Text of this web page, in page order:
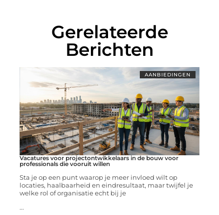
Gerelateerde
Berichten
AANBIEDINGEN
Vacatures voor projectontwikkelaars in de bouw voor
professionals die vooruit willen
Sta je op een punt waarop je meer invloed wilt op
locaties, haalbaarheid en eindresultaat, maar twijfel je
welke rol of organisatie echt bij je
...